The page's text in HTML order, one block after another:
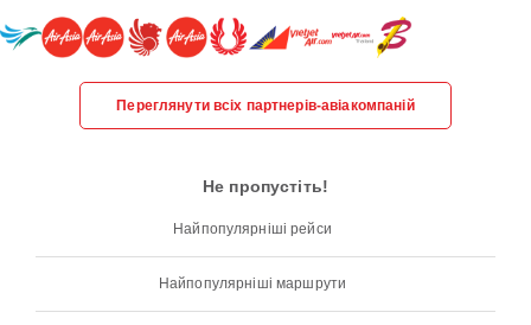
Переглянути всіх партнерів-авіакомпаній
Не пропустіть!
Найпопулярніші рейси
Найпопулярніші маршрути